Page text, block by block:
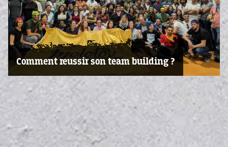
Comment reussir son team building ?